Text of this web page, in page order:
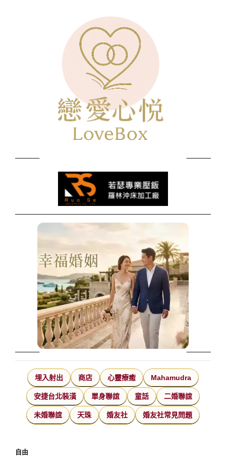
埋入射出 商店 心靈療癒 Mahamudra
安捷台北裝潢 單身聯誼 童話 二婚聯誼
未婚聯誼 天珠 婚友社 婚友社常見問題
自由